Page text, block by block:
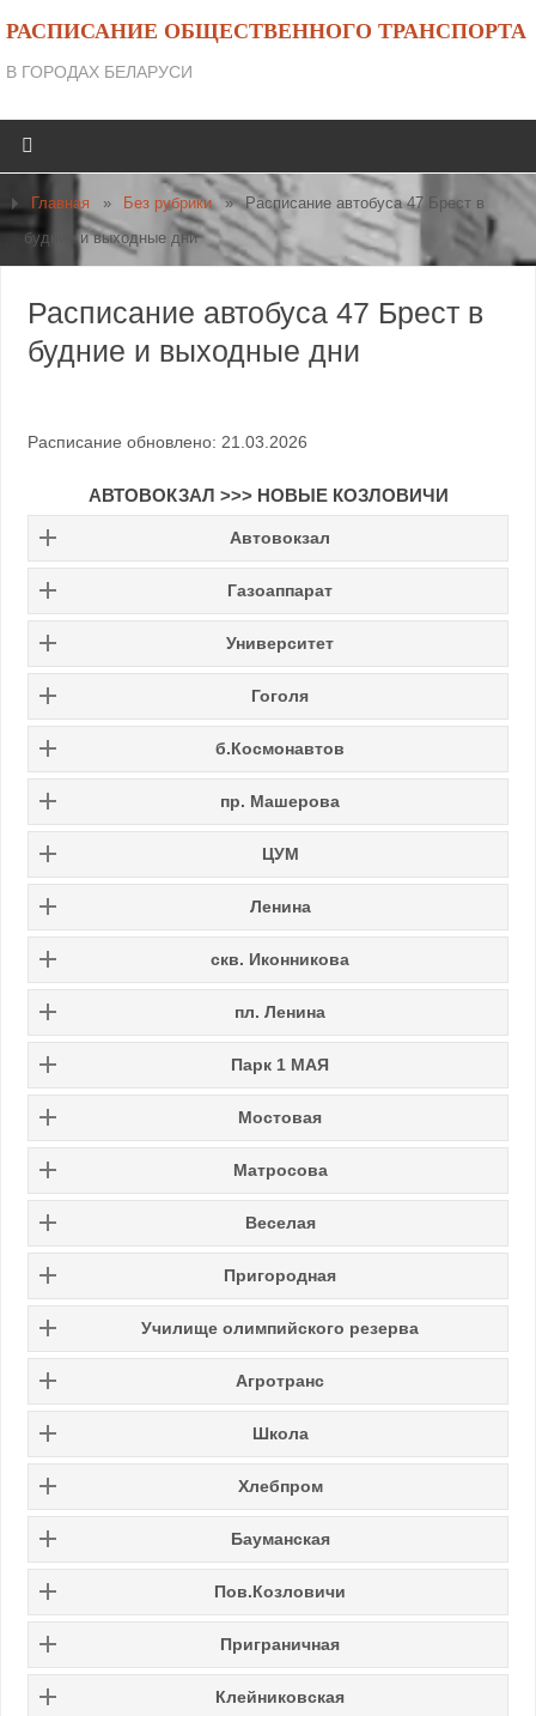
РАСПИСАНИЕ ОБЩЕСТВЕННОГО ТРАНСПОРТА
В ГОРОДАХ БЕЛАРУСИ
Главная » Без рубрики » Расписание автобуса 47 Брест в
будние и выходные дни
Расписание автобуса 47 Брест в
будние и выходные дни
Расписание обновлено: 21.03.2026
АВТОВОКЗАЛ >>> НОВЫЕ КОЗЛОВИЧИ
Автовокзал
Газоаппарат
Университет
Гоголя
б.Космонавтов
пр. Машерова
ЦУМ
Ленина
скв. Иконникова
пл. Ленина
Парк 1 МАЯ
Мостовая
Матросова
Веселая
Пригородная
Училище олимпийского резерва
Агротранс
Школа
Хлебпром
Бауманская
Пов.Козловичи
Приграничная
Клейниковская